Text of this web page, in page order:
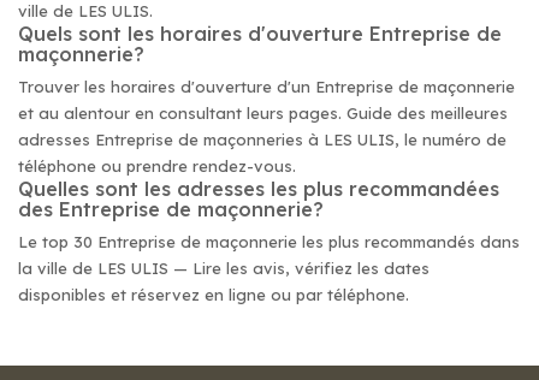
ville de LES ULIS.
Quels sont les horaires d'ouverture Entreprise de
maçonnerie?
Trouver les horaires d'ouverture d'un Entreprise de maçonnerie
et au alentour en consultant leurs pages. Guide des meilleures
adresses Entreprise de maçonneries à LES ULIS, le numéro de
téléphone ou prendre rendez-vous.
Quelles sont les adresses les plus recommandées
des Entreprise de maçonnerie?
Le top 30 Entreprise de maçonnerie les plus recommandés dans
la ville de LES ULIS — Lire les avis, vérifiez les dates
disponibles et réservez en ligne ou par téléphone.